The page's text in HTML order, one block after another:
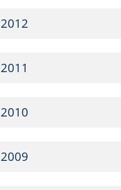
2012
2011
2010
2009